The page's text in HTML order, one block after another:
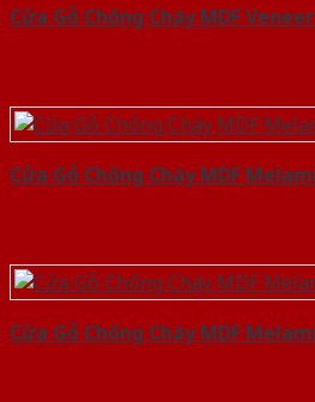
Cửa Gỗ Chống Cháy MDF
Cửa Gỗ Chống Cháy MDF
Cửa Gỗ Chống Cháy MDF